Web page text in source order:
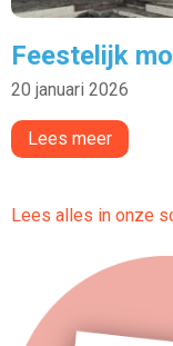
Feestelijk
20 januari 2026
Lees meer
Lees alles in onze